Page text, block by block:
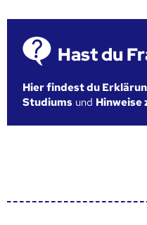
Hast du
Hier findest du
Studiums und